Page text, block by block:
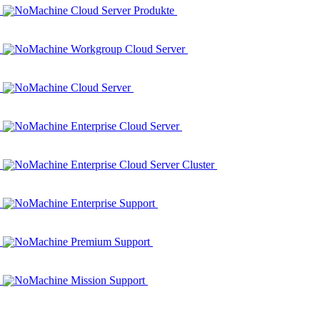
NoMachine Cloud Server Produkte
NoMachine Workgroup Cloud Server
NoMachine Cloud Server
NoMachine Enterprise Cloud Server
NoMachine Enterprise Cloud Server Cluster
NoMachine Enterprise Support
NoMachine Premium Support
NoMachine Mission Support